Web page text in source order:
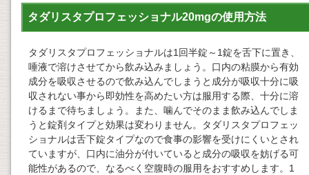
タダリスタプロフェッショナル20mgの使用方法
タダリスタプロフェッショナルは1回半錠～1錠を舌下に置き、
唾液で溶けさせてから飲み込みましょう。口内の粘膜から有効
成分を吸収させるので飲み込んでしまうと成分が吸収十分に吸
収されない事から即効性を高めたい方は服用する際、十分に溶
けるまで待ちましょう。また、噛んでそのまま飲み込んでしま
うと錠剤タイプと効果は変わりません。タダリスタプロフェッ
ショナルは舌下錠タイプなので食事の影響を受けにくいとされ
ていますが、口内に油分が付いていると成分の吸収を妨げる可
能性があるので、なるべく空腹時の服用をおすすめします。1